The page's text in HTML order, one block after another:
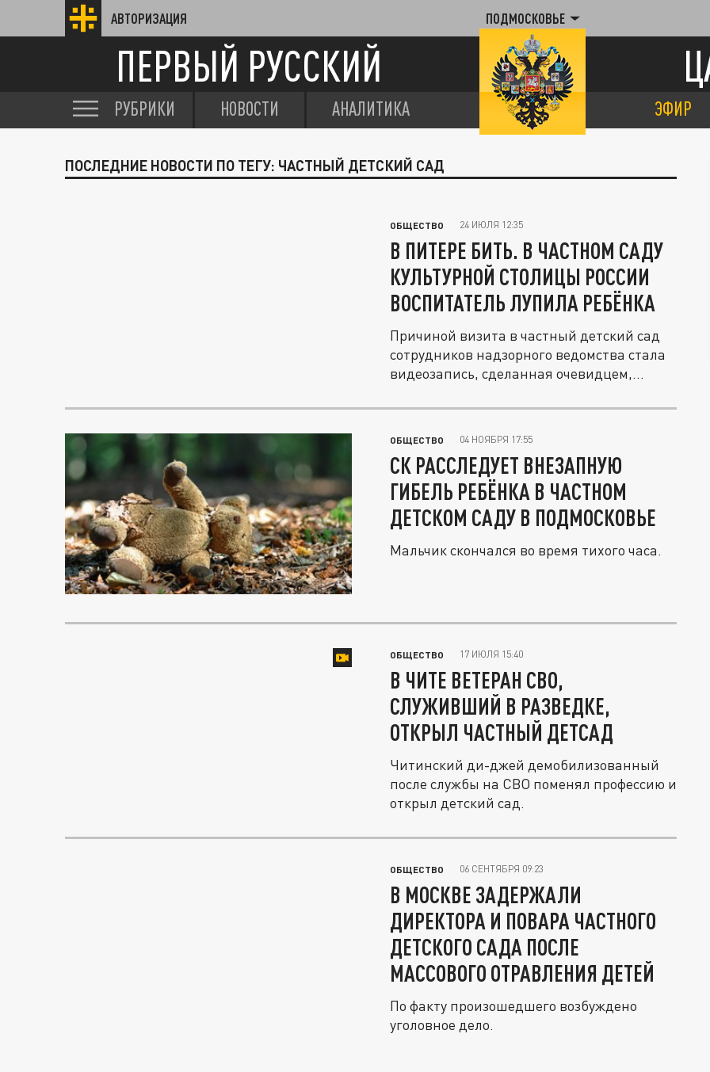
АВТОРИЗАЦИЯ ПОДМОСКОВЬЕ
ПЕРВЫЙ РУССКИЙ
РУБРИКИ НОВОСТИ АНАЛИТИКА ЭФИР
ПОСЛЕДНИЕ НОВОСТИ ПО ТЕГУ: ЧАСТНЫЙ ДЕТСКИЙ САД
ОБЩЕСТВО 24 ИЮЛЯ 12:35
В ПИТЕРЕ БИТЬ. В ЧАСТНОМ САДУ
КУЛЬТУРНОЙ СТОЛИЦЫ РОССИИ
ВОСПИТАТЕЛЬ ЛУПИЛА РЕБЁНКА
Причиной визита в частный детский сад
сотрудников надзорного ведомства стала
видеозапись, сделанная очевидцем,...
ОБЩЕСТВО 04 НОЯБРЯ 17:55
СК РАССЛЕДУЕТ ВНЕЗАПНУЮ
ГИБЕЛЬ РЕБЁНКА В ЧАСТНОМ
ДЕТСКОМ САДУ В ПОДМОСКОВЬЕ
Мальчик скончался во время тихого часа.
ОБЩЕСТВО 17 ИЮЛЯ 15:40
В ЧИТЕ ВЕТЕРАН СВО,
СЛУЖИВШИЙ В РАЗВЕДКЕ,
ОТКРЫЛ ЧАСТНЫЙ ДЕТСАД
Читинский ди-джей демобилизованный
после службы на СВО поменял профессию и
открыл детский сад.
ОБЩЕСТВО 06 СЕНТЯБРЯ 09:23
В МОСКВЕ ЗАДЕРЖАЛИ
ДИРЕКТОРА И ПОВАРА ЧАСТНОГО
ДЕТСКОГО САДА ПОСЛЕ
МАССОВОГО ОТРАВЛЕНИЯ ДЕТЕЙ
По факту произошедшего возбуждено
уголовное дело.